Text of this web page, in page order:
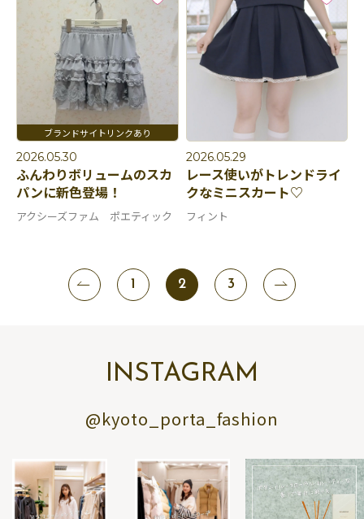
2026.05.30
ふんわりボリュームのスカ
パンに新色登場！
アクシーズファム ポエティック
2026.05.29
レース使いがトレンドライ
クなミニスカート♡
フィント
1 2 3
INSTAGRAM
@kyoto_porta_fashion